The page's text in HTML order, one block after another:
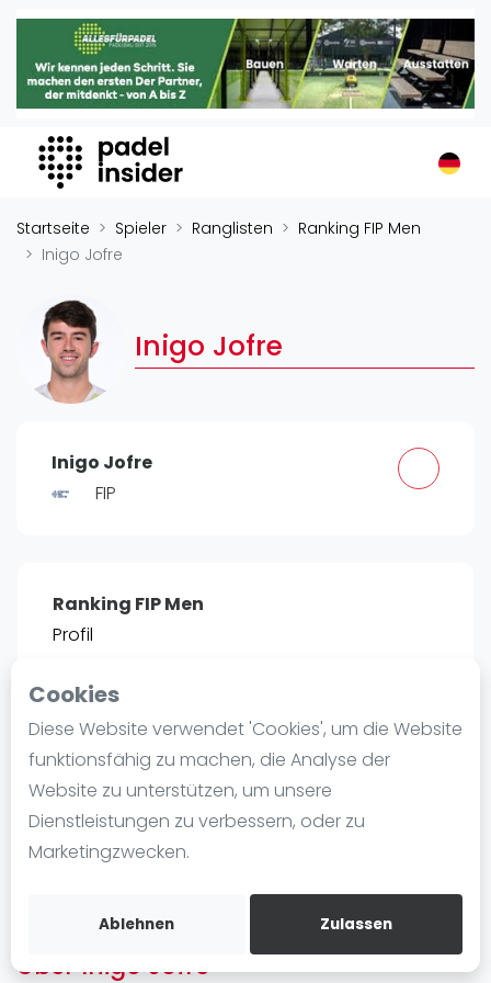
Cookies
Diese Website verwendet 'Cookies', um die Website
funktionsfähig zu machen, die Analyse der
Website zu unterstützen, um unsere
Dienstleistungen zu verbessern, oder zu
Marketingzwecken.
Ablehnen Zulassen
Padel Insider
Home
Organisationen
Buchungssysteme
Padel-Shops
Padel-Marken
Verschiedenes
Veranstaltungen
Turniere
Playtomic
Frauen
FIP Männer
Blog
Die Geschichte von Padel
Regeln und Punktzählung
Padel Schläge
Video
Startseite Spieler Ranglisten
Ranking FIP Men
Inigo Jofre
Inigo Jofre
Inigo Jofre
FIP
Ranking FIP Men
Profil
POSITIE
#29 1.975
Bist du
Kostenloses Konto erstellen
Über Inigo Jofre